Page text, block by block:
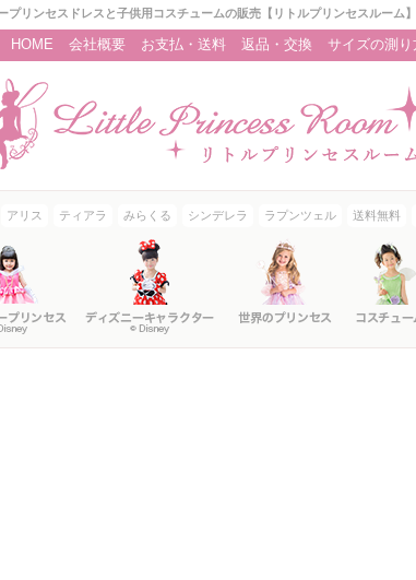
プリンセスドレスと子供用コスチュームの販売【リトルプリンセスルーム】
HOME
会社概要 お支払・送料 返品・交換 サイズの測り
アリス ティアラ みらくる シンデレラ ラプンツェル 送料無料